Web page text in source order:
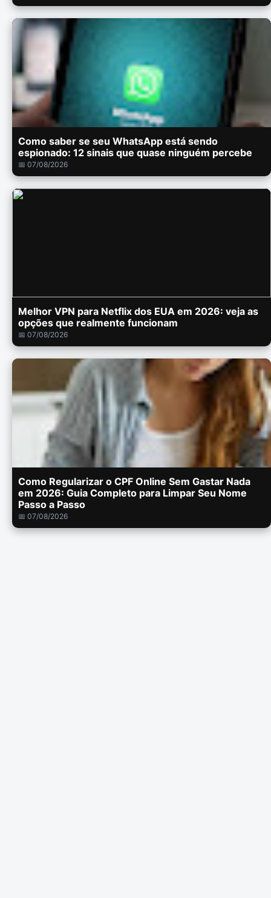
Como saber se seu WhatsApp está sendo
espionado: 12 sinais que quase ninguém percebe
📅 07/08/2026
Melhor VPN para Netflix dos EUA em 2026: veja as
opções que realmente funcionam
📅 07/08/2026
Como Regularizar o CPF Online Sem Gastar Nada
em 2026: Guia Completo para Limpar Seu Nome
Passo a Passo
📅 07/08/2026